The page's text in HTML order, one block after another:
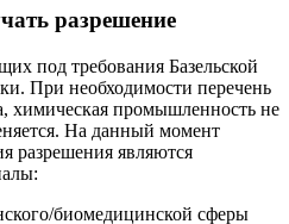
разрешение
под требования Базельской
При необходимости перечень
химическая промышленность не
На данный момент
разрешения являются
биомедицинской сферы